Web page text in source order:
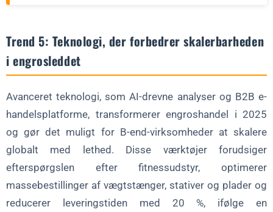
Trend 5: Teknologi, der forbedrer skalerbarheden
i engrosleddet
Avanceret teknologi, som AI-drevne analyser og B2B e-
handelsplatforme, transformerer engroshandel i 2025
og gør det muligt for B-end-virksomheder at skalere
globalt med lethed. Disse værktøjer forudsiger
efterspørgslen efter fitnessudstyr, optimerer
massebestillinger af vægtstænger, stativer og plader og
reducerer leveringstiden med 20 %, ifølge en